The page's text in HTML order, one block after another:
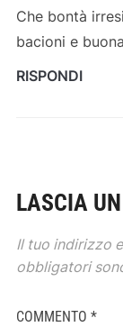
Che bontà
bacioni e
RISPONDI
LASCIA
Il tuo indirizzo
obbligatori
COMMENTO *